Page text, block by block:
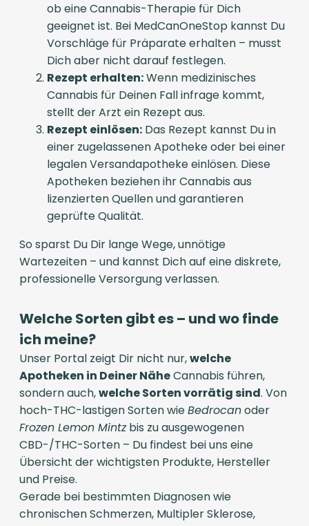
ob eine Cannabis-Therapie für Dich
geeignet ist. Bei MedCanOneStop kannst Du
Vorschläge für Präparate erhalten – musst
Dich aber nicht darauf festlegen.
Rezept erhalten:Wenn medizinisches
Cannabis für Deinen Fall infrage kommt,
stellt der Arzt ein Rezept aus.
Rezept einlösen: Das Rezept kannst Du in
einer zugelassenen Apotheke oder bei einer
legalen Versandapotheke einlösen. Diese
Apotheken beziehen ihr Cannabis aus
lizenzierten Quellen und garantieren
geprüfte Qualität.
So sparst Du Dir lange Wege, unnötige
Wartezeiten – und kannst Dich auf eine diskrete,
professionelle Versorgung verlassen.
Welche Sorten gibt es – und wo finde
ich meine?
Unser Portal zeigt Dir nicht nur,welche
Apotheken in Deiner NäheCannabis führen,
sondern auch,welche Sorten vorrätig sind. Von
hoch-THC-lastigen Sorten wieBedrocanoder
Frozen Lemon Mintzbis zu ausgewogenen
CBD-/THC-Sorten – Du findest bei uns eine
Übersicht der wichtigsten Produkte, Hersteller
und Preise.
Gerade bei bestimmten Diagnosen wie
chronischen Schmerzen, Multipler Sklerose,